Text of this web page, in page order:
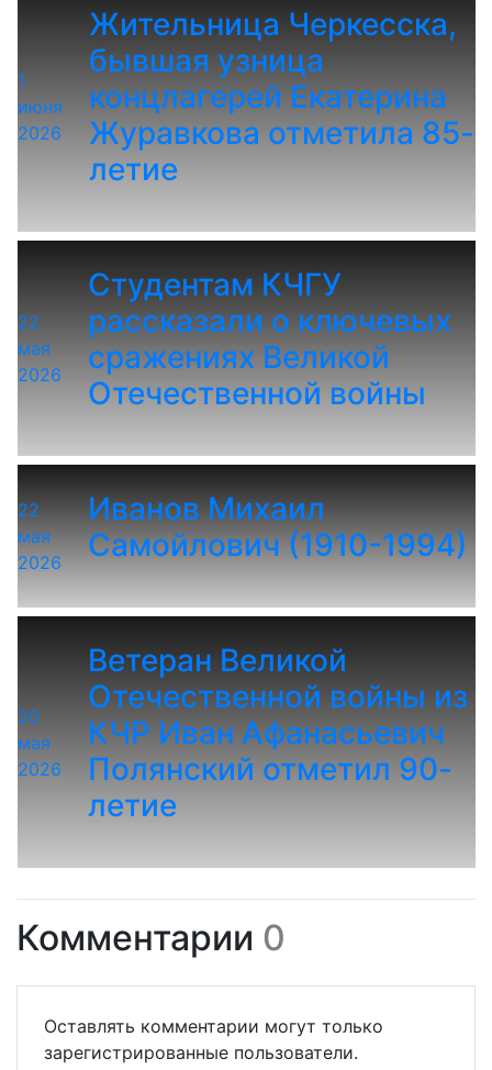
1
июня
2026
Жительница Черкесска,
бывшая узница
концлагерей Екатерина
Журавкова отметила 85-
летие
22
мая
2026
Студентам КЧГУ
рассказали о ключевых
сражениях Великой
Отечественной войны
22
мая
2026
Иванов Михаил
Самойлович (1910-1994)
20
мая
2026
Ветеран Великой
Отечественной войны из
КЧР Иван Афанасьевич
Полянский отметил 90-
летие
Комментарии 0
Оставлять комментарии могут только
зарегистрированные пользователи.